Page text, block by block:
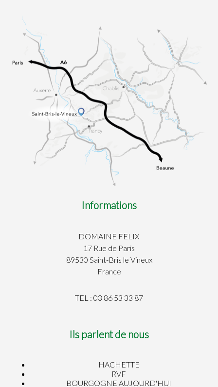
Informations
DOMAINE FELIX
17 Rue de Paris
89530 Saint-Bris le Vineux
France
TEL : 03 86 53 33 87
Ils parlent de nous
HACHETTE
RVF
BOURGOGNE AUJOURD'HUI